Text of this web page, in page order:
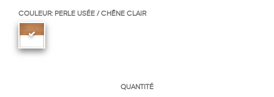
COULEUR: PERLE USÉE / CHÊNE CLAIR
QUANTITÉ